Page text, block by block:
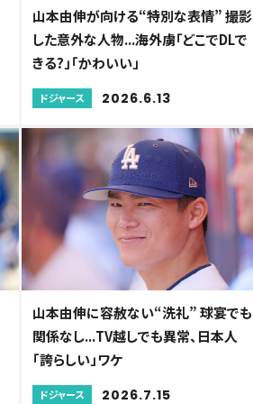
山本由伸が向ける“特別な表情” 撮影
した意外な人物...海外虜「どこでDLで
きる?」「かわいい」
ドジャース 2026.6.13
山本由伸に容赦ない“洗礼” 球宴でも
関係なし...TV越しでも異常、日本人
「誇らしい」ワケ
ドジャース 2026.7.15